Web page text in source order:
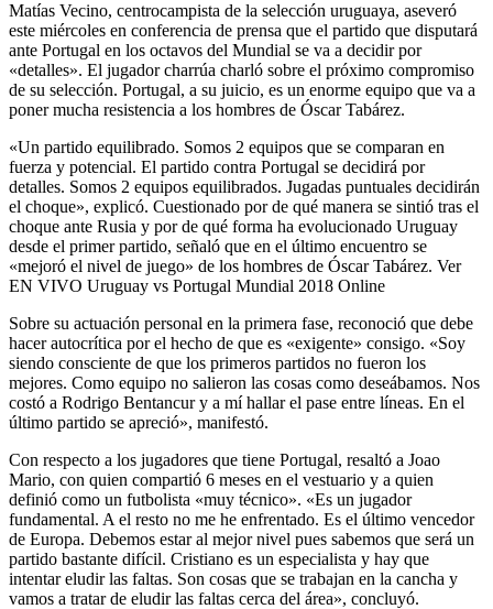
Matías Vecino, centrocampista de la selección uruguaya, aseveró
este miércoles en conferencia de prensa que el partido que disputará
ante Portugal en los octavos del Mundial se va a decidir por
«detalles». El jugador charrúa charló sobre el próximo compromiso
de su selección. Portugal, a su juicio, es un enorme equipo que va a
poner mucha resistencia a los hombres de Óscar Tabárez.
«Un partido equilibrado. Somos 2 equipos que se comparan en
fuerza y potencial. El partido contra Portugal se decidirá por
detalles. Somos 2 equipos equilibrados. Jugadas puntuales decidirán
el choque», explicó. Cuestionado por de qué manera se sintió tras el
choque ante Rusia y por de qué forma ha evolucionado Uruguay
desde el primer partido, señaló que en el último encuentro se
«mejoró el nivel de juego» de los hombres de Óscar Tabárez. Ver
EN VIVO Uruguay vs Portugal Mundial 2018 Online
Sobre su actuación personal en la primera fase, reconoció que debe
hacer autocrítica por el hecho de que es «exigente» consigo. «Soy
siendo consciente de que los primeros partidos no fueron los
mejores. Como equipo no salieron las cosas como deseábamos. Nos
costó a Rodrigo Bentancur y a mí hallar el pase entre líneas. En el
último partido se apreció», manifestó.
Con respecto a los jugadores que tiene Portugal, resaltó a Joao
Mario, con quien compartió 6 meses en el vestuario y a quien
definió como un futbolista «muy técnico». «Es un jugador
fundamental. A el resto no me he enfrentado. Es el último vencedor
de Europa. Debemos estar al mejor nivel pues sabemos que será un
partido bastante difícil. Cristiano es un especialista y hay que
intentar eludir las faltas. Son cosas que se trabajan en la cancha y
vamos a tratar de eludir las faltas cerca del área», concluyó.